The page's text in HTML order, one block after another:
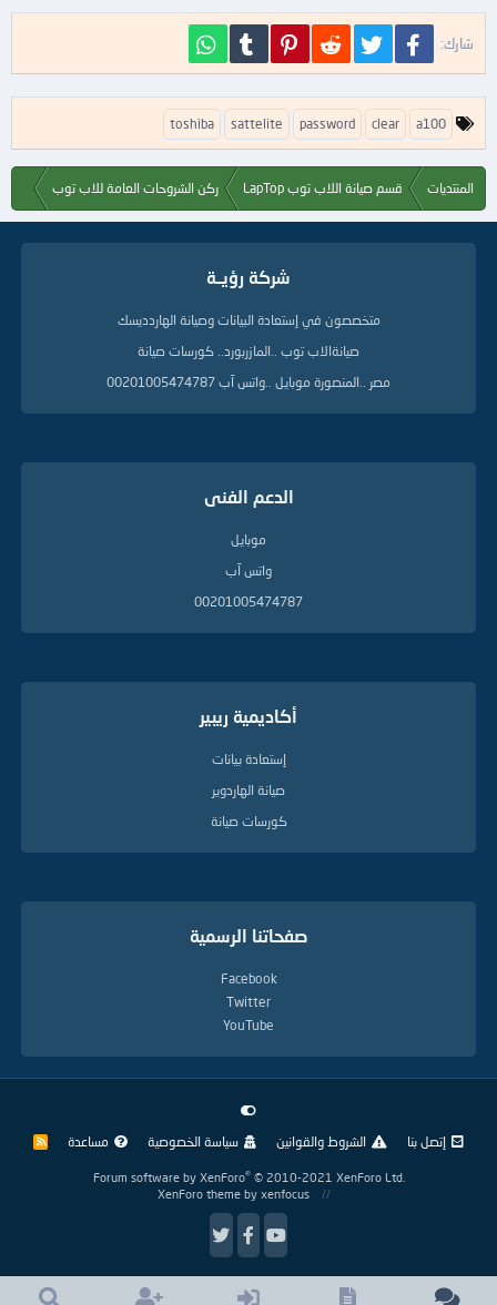
شارك: فيسبوك تويتر Reddit
Pinterest
Tumblr
ا
ل
م
a100
clear
password
sattelite
toshiba
المنتديات قسم صيانة اللاب توب LapTop ركن الشروحات العامة للاب توب
شركة رؤيــة
متخصصون في إستعادة البيانات وصيانة الهاردديسك
صيانةالاب توب ..المازربورد.. كورسات صيانة
مصر ..المنصورة موبايل ..واتس آب 00201005474787
الدعم الفنى
موبايل
واتس آب
00201005474787
أكاديمية ريبير
إستعادة بيانات
صيانة الهاردوير
كورسات صيانة
صفحاتنا الرسمية
Facebook
Twitter
YouTube
إتصل بنا الشروط والقوانين سياسة الخصوصية مساعدة
R
Forum software by XenForo® © 2010-2021 XenForo Ltd.
XenForo theme by xenfocus